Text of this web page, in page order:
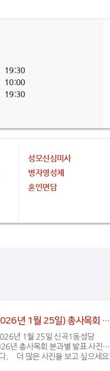
19:30
10:00
19:30
성모신심미사
병자영성체
혼인면담
(2026년 1월 25일) 총사목회 분과별 발표
년 총사목회 분과별 발표 사진입
고 싶으세요?